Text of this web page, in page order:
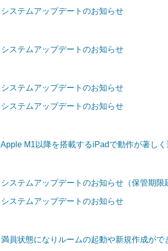
システムアップデートのお知らせ
システムアップデートのお知らせ
システムアップデートのお知らせ
システムアップデートのお知らせ
Apple M1以降を搭載するiPadで動作が著し
システムアップデートのお知らせ（保管期
システムアップデートのお知らせ
満員状態になりルームの起動や新規作成が